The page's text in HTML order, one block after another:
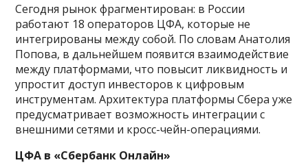
Сегодня рынок фрагментирован: в России
работают 18 операторов ЦФА, которые не
интегрированы между собой. По словам Анатолия
Попова, в дальнейшем появится взаимодействие
между платформами, что повысит ликвидность и
упростит доступ инвесторов к цифровым
инструментам. Архитектура платформы Сбера уже
предусматривает возможность интеграции с
внешними сетями и кросс-чейн-операциями.
ЦФА в «Сбербанк Онлайн»